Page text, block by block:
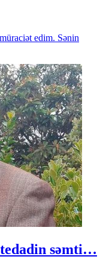
edim. Sənin
səmti…